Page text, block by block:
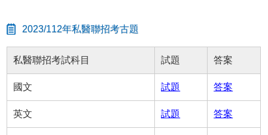
2023/112年私醫聯招考古題
私醫聯招考試科目 試題 答案
國文 試題 答案
英文 試題 答案